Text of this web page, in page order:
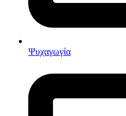
Ψυχαγωγία